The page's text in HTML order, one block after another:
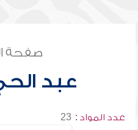
صفحة
عبد
عدد المواد : 23